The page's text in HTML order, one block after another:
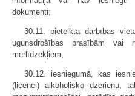
dokumenti;
30.11. pieteiktā darbības
ugunsdrošības prasībām vai
mērlīdzekļiem;
30.12. iesniegumā, kas
(licenci) alkoholisko dzērienu,